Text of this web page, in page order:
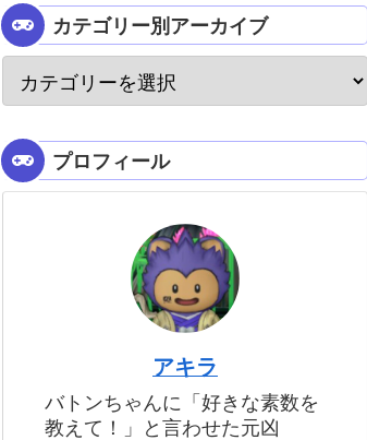
カテゴリー別アーカイブ
プロフィール
アキラ
バトンちゃんに「好きな素数を
教えて！」と言わせた元凶